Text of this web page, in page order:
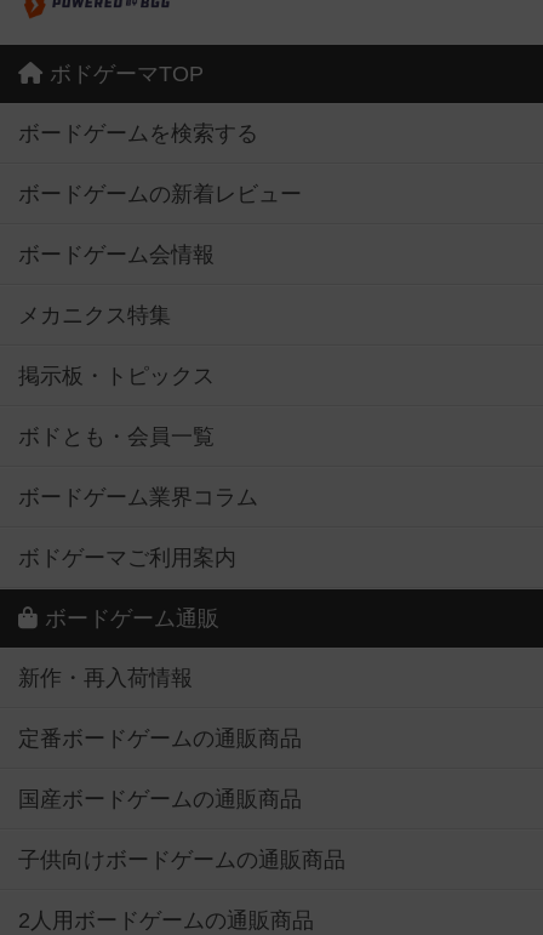
ボドゲーマTOP
ボードゲームを検索する
ボードゲームの新着レビュー
ボードゲーム会情報
メカニクス特集
掲示板・トピックス
ボドとも・会員一覧
ボードゲーム業界コラム
ボドゲーマご利用案内
ボードゲーム通販
新作・再入荷情報
定番ボードゲームの通販商品
国産ボードゲームの通販商品
子供向けボードゲームの通販商品
2人用ボードゲームの通販商品